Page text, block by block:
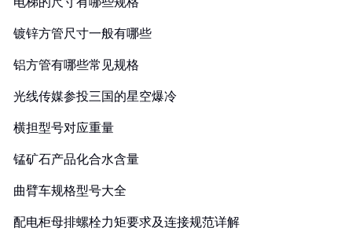
镀锌方管尺寸一般有哪些
铝方管有哪些常见规格
光线传媒参投三国的星空爆冷
横担型号对应重量
锰矿石产品化合水含量
曲臂车规格型号大全
配电柜母排螺栓力矩要求及连接规范详解